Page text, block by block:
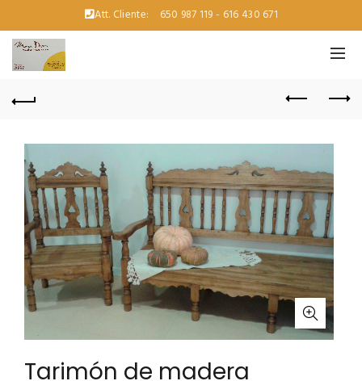
Att. Cliente: 650 987 119 - 616 430 671
Tarimón de madera